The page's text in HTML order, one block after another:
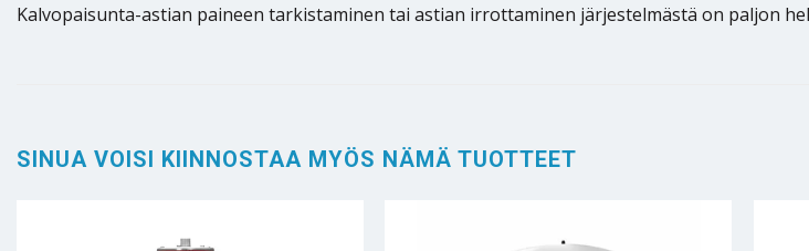
Kalvopaisunta-astian paineen tarkistaminen tai astian irrottaminen järjestelmästä on paljon
SINUA VOISI KIINNOSTAA MYÖS NÄMÄ TUOTTEET